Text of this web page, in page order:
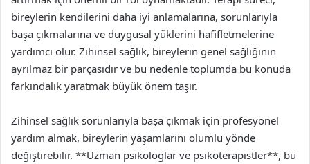
bireylerin kendilerini daha iyi anlamalarına, sorunlarıyla
başa çıkmalarına ve duygusal yüklerini hafifletmelerine
yardımcı olur. Zihinsel sağlık, bireylerin genel sağlığının
ayrılmaz bir parçasıdır ve bu nedenle toplumda bu konuda
farkındalık yaratmak büyük önem taşır.
Zihinsel sağlık sorunlarıyla başa çıkmak için profesyonel
yardım almak, bireylerin yaşamlarını olumlu yönde
değiştirebilir. **Uzman psikologlar ve psikoterapistler**, bu